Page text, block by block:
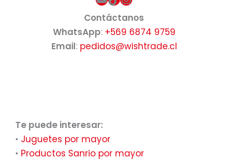
Contáctanos
WhatsApp: +569 6874 9759
Email: pedidos@wishtrade.cl
Te puede interesar:
• Juguetes por mayor
• Productos Sanrio por mayor